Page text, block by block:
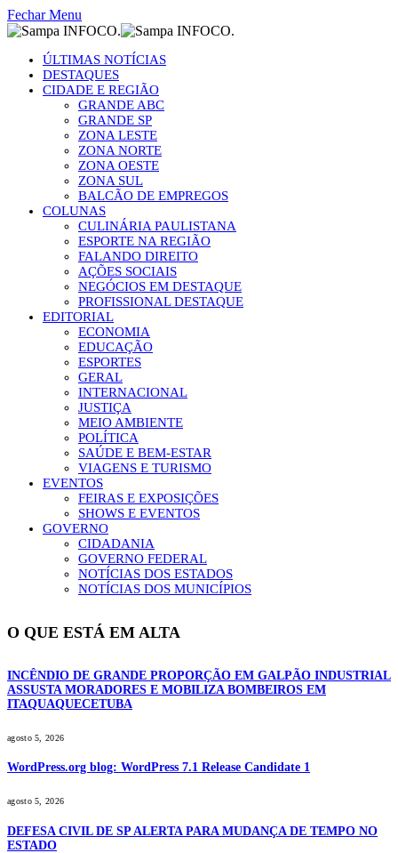
Fechar Menu
ÚLTIMAS NOTÍCIAS
DESTAQUES
CIDADE E REGIÃO
GRANDE ABC
GRANDE SP
ZONA LESTE
ZONA NORTE
ZONA OESTE
ZONA SUL
BALCÃO DE EMPREGOS
COLUNAS
CULINÁRIA PAULISTANA
ESPORTE NA REGIÃO
FALANDO DIREITO
AÇÕES SOCIAIS
NEGÓCIOS EM DESTAQUE
PROFISSIONAL DESTAQUE
EDITORIAL
ECONOMIA
EDUCAÇÃO
ESPORTES
GERAL
INTERNACIONAL
JUSTIÇA
MEIO AMBIENTE
POLÍTICA
SAÚDE E BEM-ESTAR
VIAGENS E TURISMO
EVENTOS
FEIRAS E EXPOSIÇÕES
SHOWS E EVENTOS
GOVERNO
CIDADANIA
GOVERNO FEDERAL
NOTÍCIAS DOS ESTADOS
NOTÍCIAS DOS MUNICÍPIOS
O QUE ESTÁ EM ALTA
INCÊNDIO DE GRANDE PROPORÇÃO EM GALPÃO INDUSTRIAL
ASSUSTA MORADORES E MOBILIZA BOMBEIROS EM
ITAQUAQUECETUBA
agosto 5, 2026
WordPress.org blog: WordPress 7.1 Release Candidate 1
agosto 5, 2026
DEFESA CIVIL DE SP ALERTA PARA MUDANÇA DE TEMPO NO
ESTADO